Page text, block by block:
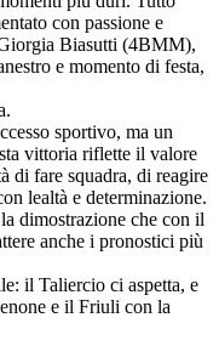
con passione e
Biasutti (4BMM),
e momento di festa,
sportivo, ma un
vittoria riflette il valore
di fare squadra, di reagire
lealtà e determinazione.
dimostrazione che con il
anche i pronostici più
il Taliercio ci aspetta, e
e il Friuli con la